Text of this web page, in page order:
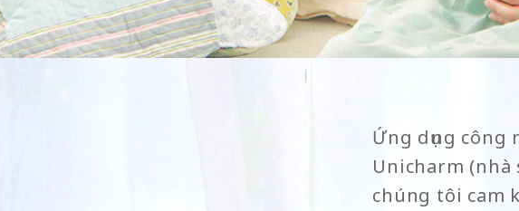
Ứng dụng
Unicharm (nhà
chúng tôi cam